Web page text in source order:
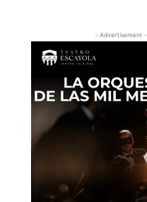
- Advertisement -